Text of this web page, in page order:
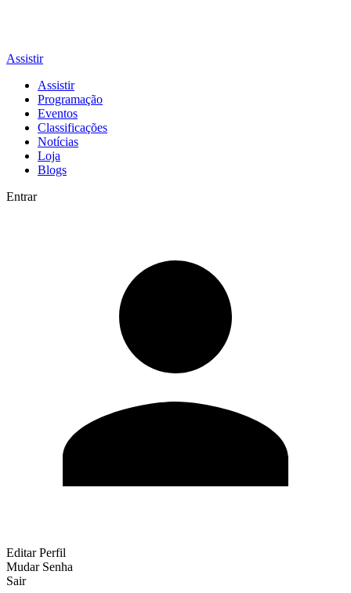
Assistir
Assistir
Programação
Eventos
Classificações
Notícias
Loja
Blogs
Entrar
Editar Perfil
Mudar Senha
Sair